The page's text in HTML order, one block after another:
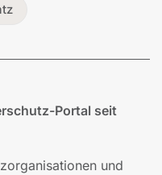
Portal seit
und